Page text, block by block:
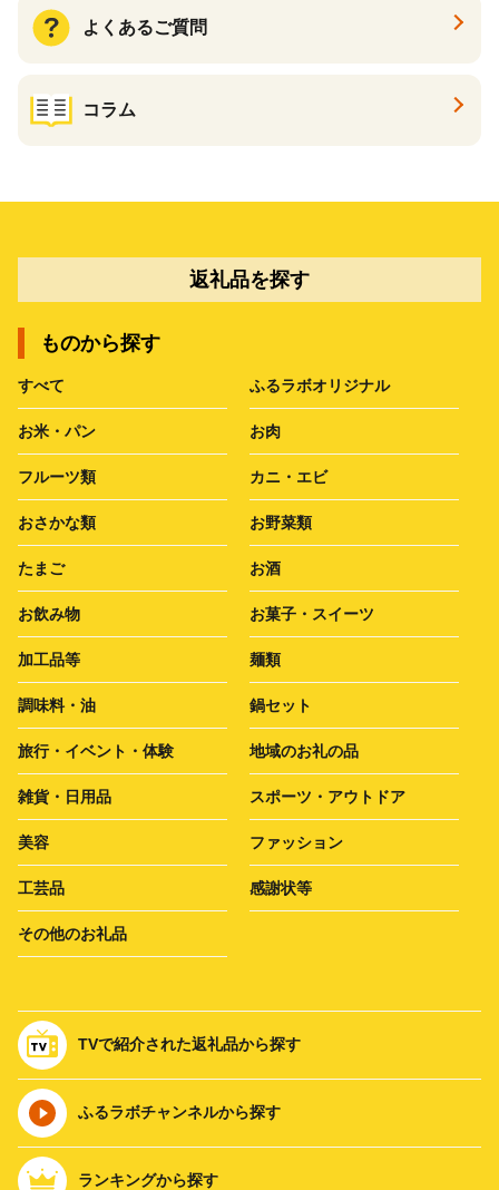
よくあるご質問
コラム
返礼品を探す
ものから探す
すべて ふるラボオリジナル
お米・パン お肉
フルーツ類 カニ・エビ
おさかな類 お野菜類
たまご お酒
お飲み物 お菓子・スイーツ
加工品等 麺類
調味料・油 鍋セット
旅行・イベント・体験 地域のお礼の品
雑貨・日用品 スポーツ・アウトドア
美容 ファッション
工芸品 感謝状等
その他のお礼品
TVで紹介された返礼品から探す
ふるラボチャンネルから探す
ランキングから探す